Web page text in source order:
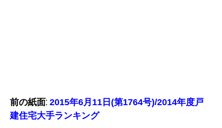
前の紙面: 2015年6月11日(第1764号)/2014年度戸
建住宅大手ランキング